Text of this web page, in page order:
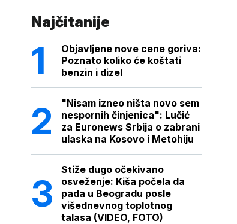
Najčitanije
Objavljene nove cene goriva:
Poznato koliko će koštati
benzin i dizel
"Nisam izneo ništa novo sem
nespornih činjenica": Lučić
za Euronews Srbija o zabrani
ulaska na Kosovo i Metohiju
Stiže dugo očekivano
osveženje: Kiša počela da
pada u Beogradu posle
višednevnog toplotnog
talasa (VIDEO, FOTO)